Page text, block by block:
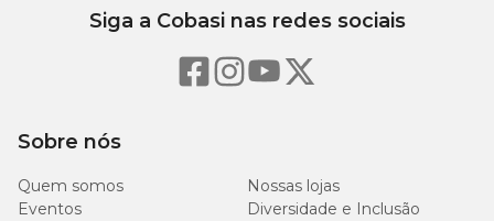
Sobre nós
Quem somos
Nossas lojas
Eventos
Diversidade e Inclusão
Siga a Cobasi nas redes sociais